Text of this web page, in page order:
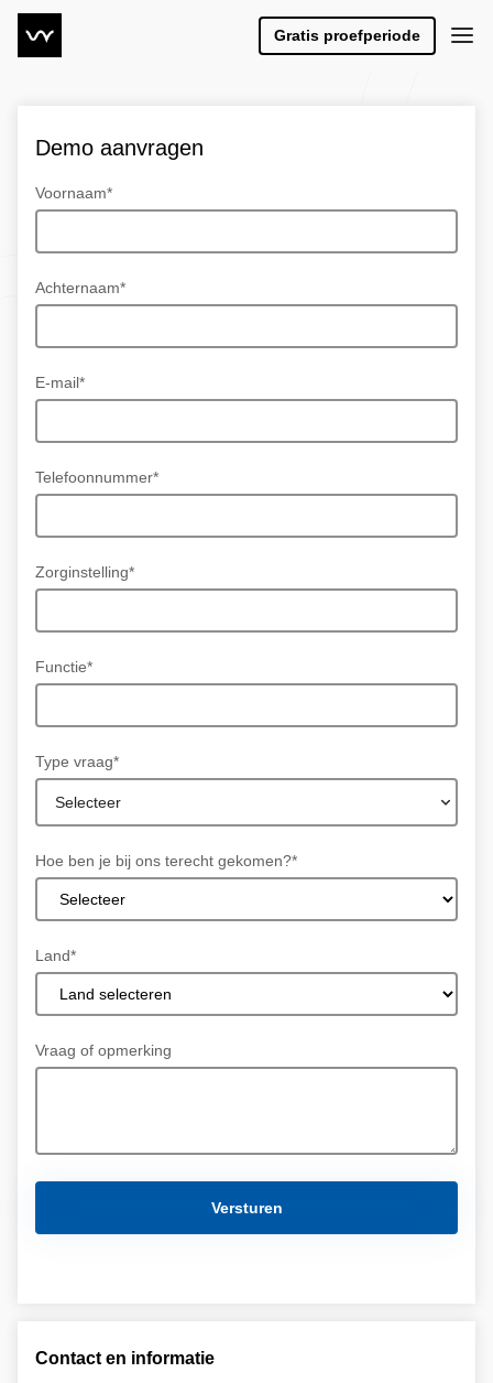
Gratis proefperiode
Contact en informatie
Demo aanvragen
Voornaam*
Achternaam*
E-mail*
Telefoonnummer*
Zorginstelling*
Functie*
Type vraag*
Selecteer
Hoe ben je bij ons terecht gekomen?*
Land*
Vraag of opmerking